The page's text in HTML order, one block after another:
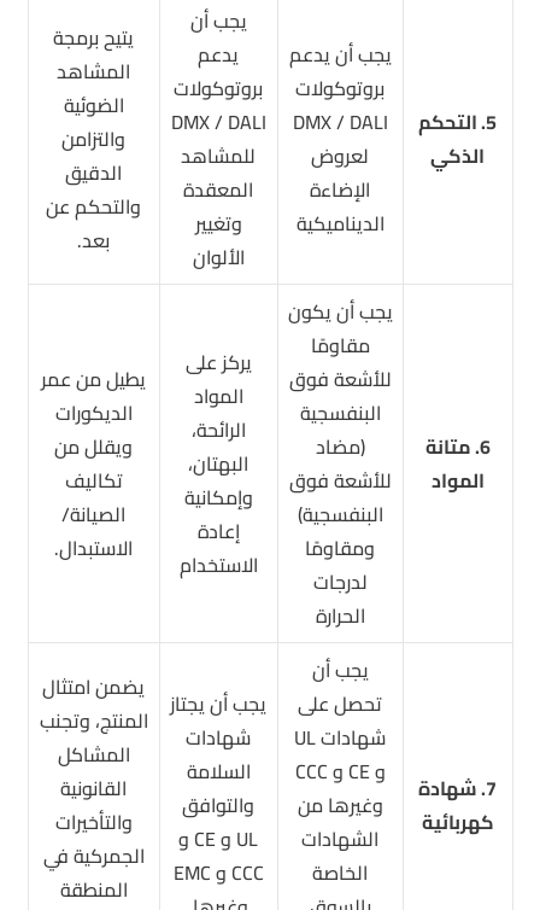
5. التحكم
الذكي
يجب أن يدعم
بروتوكولات
DMX / DALI
لعروض
الإضاءة
الديناميكية
يجب أن
يدعم
بروتوكولات
DMX / DALI
للمشاهد
المعقدة
وتغيير
الألوان
يتيح برمجة
المشاهد
الضوئية
والتزامن
الدقيق
والتحكم عن
بعد.
6. متانة
المواد
يجب أن يكون
مقاومًا
للأشعة فوق
البنفسجية
(مضاد
للأشعة فوق
البنفسجية)
ومقاومًا
لدرجات
الحرارة
يركز على
المواد
الرائحة،
البهتان،
وإمكانية
إعادة
الاستخدام
يطيل من عمر
الديكورات
ويقلل من
تكاليف
الصيانة/
الاستبدال.
7. شهادة
كهربائية
يجب أن
تحصل على
شهادات UL
و CE و CCC
وغيرها من
الشهادات
الخاصة
يجب أن يجتاز
شهادات
السلامة
والتوافق
UL و CE و
CCC و EMC
يضمن امتثال
المنتج، وتجنب
المشاكل
القانونية
والتأخيرات
الجمركية في
المنطقة